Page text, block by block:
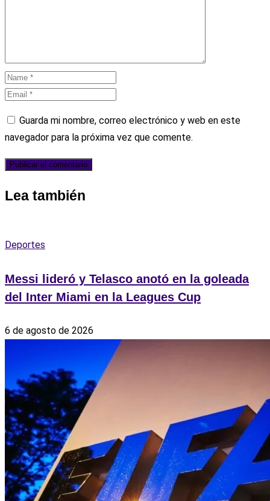
Guarda mi nombre, correo electrónico y web en este
navegador para la próxima vez que comente.
Lea también
Deportes
Messi lideró y Telasco anotó en la goleada
del Inter Miami en la Leagues Cup
6 de agosto de 2026